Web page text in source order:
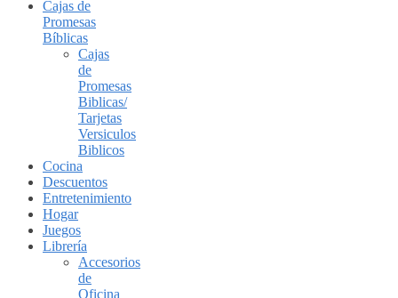
Cajas de
Promesas
Bíblicas
Cajas
de
Promesas
Biblicas/
Tarjetas
Versiculos
Biblicos
Cocina
Descuentos
Entretenimiento
Hogar
Juegos
Librería
Accesorios
de
Oficina